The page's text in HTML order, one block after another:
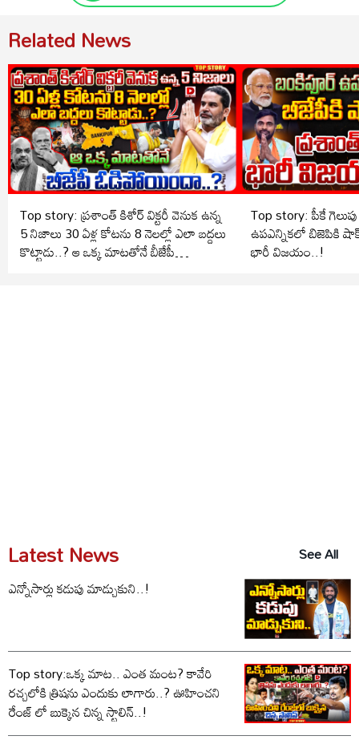
Related News
Top story: ప్రశాంత్ కిశోర్ విక్టరీ వెనుక ఉన్న
5 నిజాలు 30 ఏళ్ల కోటను 8 నెలల్లో ఎలా బద్దలు
కొట్టాడు..? ఆ ఒక్క మాటతోనే బీజేపీ
ఓడిపోయిందా..?
Top story: పీకే
ఉపఎన్నికలో బిజెపికి
భారీ విజయం..!
Latest News
See All
ఎన్నోసార్లు కడుపు మాడ్చుకుని..!
Top story:ఒక్క మాట.. ఎంత మంట? కావేరి
రచ్చలోకి త్రిషను ఎందుకు లాగారు..? ఊహించని
రేంజ్ లో బుక్కైన చిన్న స్టాలిన్..!